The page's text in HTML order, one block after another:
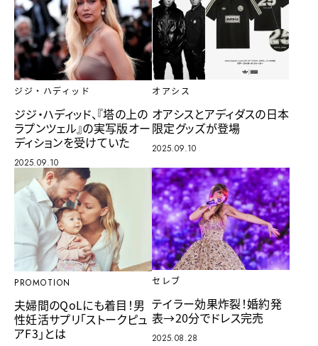
ジジ・ハディッド
ジジ・ハディッド、『塔の上の
ラプンツェル』の実写版オー
ディションを受けていた
2025.09.10
オアシス
オアシスとアディダスの日本
限定グッズが登場
2025.09.10
PROMOTION
夫婦間のQoLにも着目！男
性妊活サプリ「ストークピュ
アF3」とは
セレブ
テイラー効果炸裂！婚約発
表→20分でドレス完売
2025.08.28